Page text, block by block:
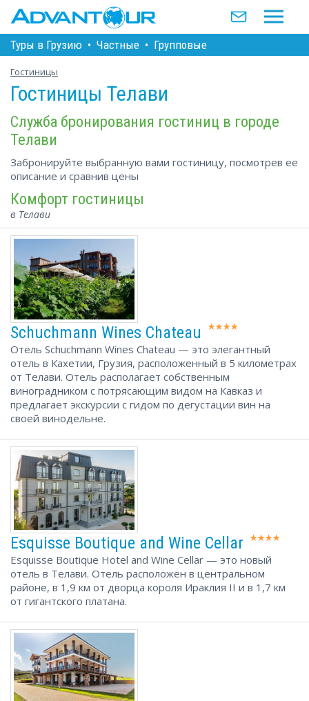
Туры в Грузию • Частные • Групповые
Гостиницы
Гостиницы Телави
Служба бронирования гостиниц в городе
Телави
Забронируйте выбранную вами гостиницу, посмотрев ее
описание и сравнив цены
Комфорт гостиницы
в Телави
Schuchmann Wines Chateau
Отель Schuchmann Wines Chateau — это элегантный
отель в Кахетии, Грузия, расположенный в 5 километрах
от Телави. Отель располагает собственным
виноградником с потрясающим видом на Кавказ и
предлагает экскурсии с гидом по дегустации вин на
своей винодельне.
Esquisse Boutique and Wine Cellar
Esquisse Boutique Hotel and Wine Cellar — это новый
отель в Телави. Отель расположен в центральном
районе, в 1,9 км от дворца короля Ираклия II и в 1,7 км
от гигантского платана.